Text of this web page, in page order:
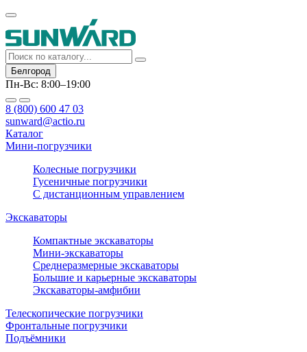
Белгород
Пн-Вс: 8:00–19:00
8 (800) 600 47 03
sunward@actio.ru
Каталог
Мини-погрузчики
Колесные погрузчики
Гусеничные погрузчики
С дистанционным управлением
Экскаваторы
Компактные экскаваторы
Мини-экскаваторы
Среднеразмерные экскаваторы
Большие и карьерные экскаваторы
Экскаваторы-амфибии
Телескопические погрузчики
Фронтальные погрузчики
Подъёмники